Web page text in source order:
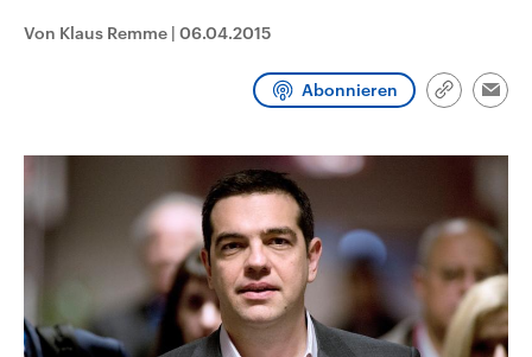
und Hintergründe zu den Parteien
und Kandidaten der anstehenden
Sendungen Programm
Von Klaus Remme | 06.04.2015
Abonnieren
Link